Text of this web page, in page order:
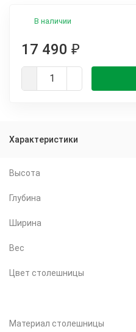
В наличии
17 490 ₽
Характеристики
Высота
Глубина
Ширина
Вес
Цвет столешницы
Материал столешницы